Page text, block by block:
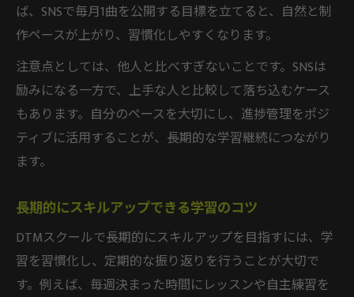
ば、SNSで毎月1曲を公開する目標を立てると、自然と制
作ペースが上がり、習慣化しやすくなります。
注意点としては、他人と比べすぎないことです。SNSは
励みになる一方で、上手な人と比較して落ち込むケース
もあります。自分のペースを大切にし、進捗管理をポジ
ティブに活用することが、長期的な学習継続につながり
ます。
長期的にスキルアップできる学習のコツ
DTMスクールで長期的にスキルアップを目指すには、学
習を習慣化し、定期的な振り返りを行うことが大切で
す。例えば、毎週決まった時間にレッスンや自主練習を